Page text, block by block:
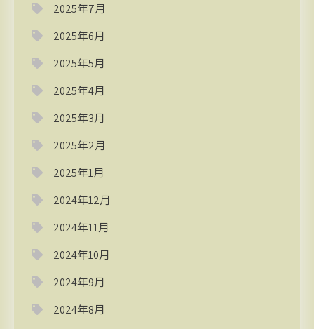
2025年7月
2025年6月
2025年5月
2025年4月
2025年3月
2025年2月
2025年1月
2024年12月
2024年11月
2024年10月
2024年9月
2024年8月